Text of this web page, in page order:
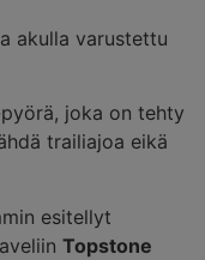
akulla varustettu
joka on tehty
trailiajoa eikä
esitellyt
Topstone